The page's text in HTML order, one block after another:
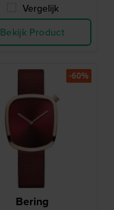
Vergelijk
Bekijk Product
Bering
-60%